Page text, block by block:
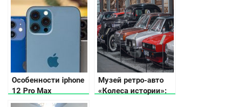
сьогодення Києва
Особенности iphone
12 Pro Max
Музей ретро-авто
«Колеса истории»: